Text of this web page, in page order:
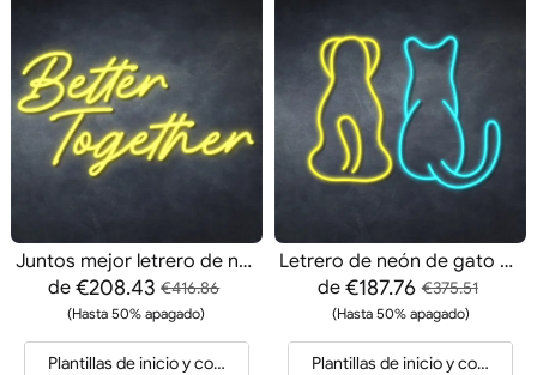
Juntos mejor letrero de neón
de €208.43 €416.86
(Hasta 50% apagado)
Plantillas de inicio y cotización
Letrero de neón de gato y perro
de€187.76 €375.51
(Hasta 50% apagado)
Plantillas de inicio y cotización